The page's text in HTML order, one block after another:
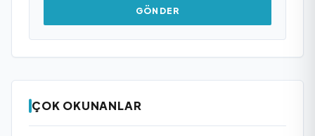
GÖNDER
ÇOK OKUNANLAR